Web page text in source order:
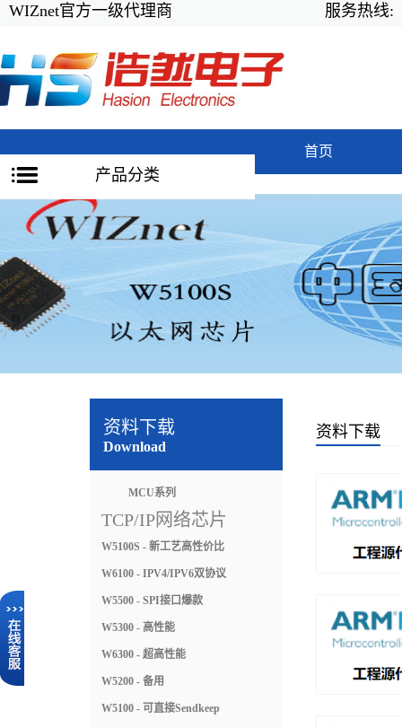
WIZnet官方一级代理商 服务热线:
产品分类
首页
资料下载
Download
MCU系列
TCP/IP网络芯片
W5100S - 新工艺高性价比
W6100 - IPV4/IPV6双协议
W5500 - SPI接口爆款
W5300 - 高性能
W6300 - 超高性能
W5200 - 备用
W5100 - 可直接Sendkeep
资料下载